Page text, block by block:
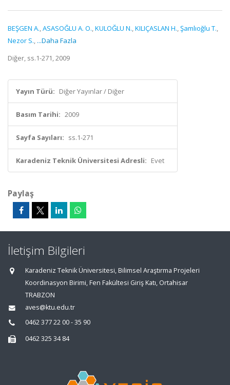
BEŞGEN A.,ASASOĞLU A. O.,KULOĞLU N.,KILIÇASLAN H.,Şamlıoğlu T.,
Nezor S., ...Daha Fazla
Diğer, ss.1-271, 2009
Yayın Türü: Diğer Yayınlar / Diğer
Basım Tarihi: 2009
Sayfa Sayıları: ss.1-271
Karadeniz Teknik Üniversitesi Adresli: Evet
Paylaş
İletişim Bilgileri
Karadeniz Teknik Üniversitesi, Bilimsel Araştırma Projeleri
Koordinasyon Birimi, Fen Fakültesi Giriş Katı, Ortahisar
TRABZON
aves@ktu.edu.tr
0462 377 22 00 - 35 90
0462 325 34 84